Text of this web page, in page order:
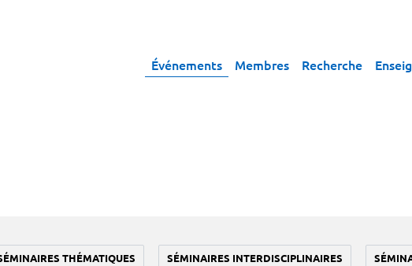
Événements Membres Recherche
THÉMATIQUES SÉMINAIRES INTERDISCIPLINAIRES